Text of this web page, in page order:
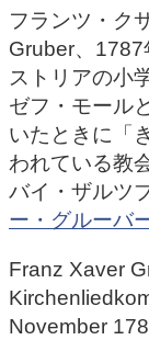
フランツ・ク
Gruber、
ストリアの小
ゼフ・モール
いたときに「
われている教
バイ・ザルツ
ー・グルーバ
Franz Xaver
November